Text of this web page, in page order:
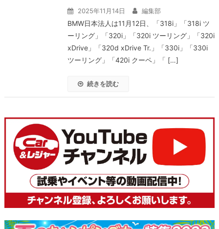
2025年11月14日 編集部
BMW日本法人は11月12日、「318i」「318i ツ
ーリング」「320i」「320i ツーリング」「320i
xDrive」「320d xDrive Tr.」「330i」「330i
ツーリング」「420i クーペ」「 […]
続きを読む